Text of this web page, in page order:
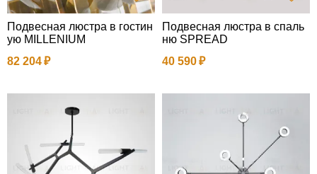
Подвесная люстра в гостин
ую MILLENIUM
82 204
Подвесная люстра в спаль
ню SPREAD
40 590